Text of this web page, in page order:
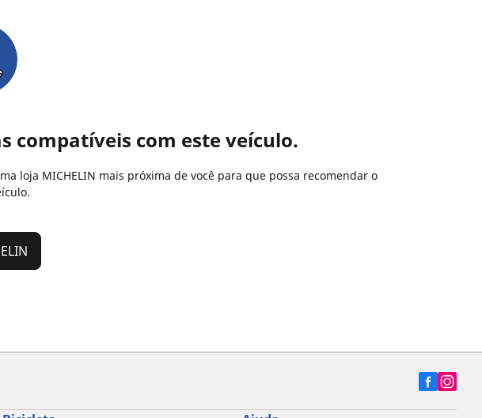
compatíveis com este veículo.
loja MICHELIN mais próxima de você para que possa recomendar o